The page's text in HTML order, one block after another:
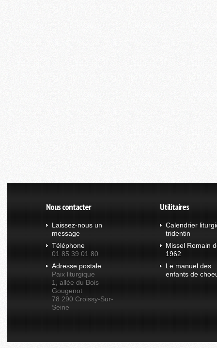
Nous contacter
Laissez-nous un
message
Téléphone
01 85 39 01 80
Adresse postale
Paix liturgique
1, allée du Bois
Gougenot
78 290 Croissy-Sur-
Seine
Utilitaires
Calendrier
tridentin
Missel Romain
1962
Le manuel des
enfants de